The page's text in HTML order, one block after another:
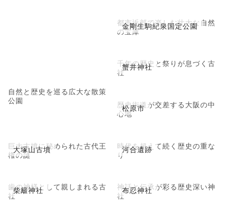
自然と歴史を巡る広大な散策
公園
金剛生駒紀泉国定公園
都市近郊で楽しむ壮大な自然
の宝庫
蟹井神社
千年の歴史と祭りが息づく古
社
松原市
歴史街道が交差する大阪の中
心地
大塚山古墳
巨大古墳に秘められた古代王
権の謎
河合遺跡
時代を超えて続く歴史の重な
り
柴籬神社
歯の神様として親しまれる古
社
布忍神社
神話と伝承が彩る歴史深い神
社